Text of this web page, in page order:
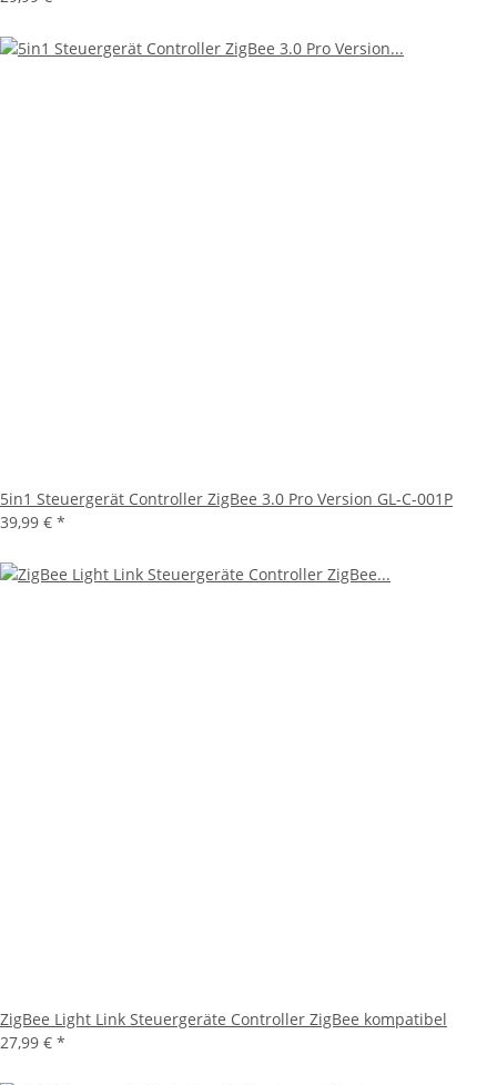
5in1 Steuergerät Controller ZigBee 3.0 Pro Version GL-C-001P
39,99 € *
ZigBee Light Link Steuergeräte Controller ZigBee kompatibel
27,99 € *